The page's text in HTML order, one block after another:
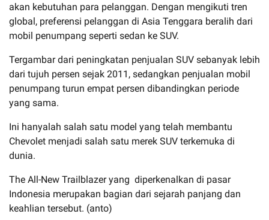
akan kebutuhan para pelanggan. Dengan mengikuti tren
global, preferensi pelanggan di Asia Tenggara beralih dari
mobil penumpang seperti sedan ke SUV.
Tergambar dari peningkatan penjualan SUV sebanyak lebih
dari tujuh persen sejak 2011, sedangkan penjualan mobil
penumpang turun empat persen dibandingkan periode
yang sama.
Ini hanyalah salah satu model yang telah membantu
Chevolet menjadi salah satu merek SUV terkemuka di
dunia.
The All-New Trailblazer yang diperkenalkan di pasar
Indonesia merupakan bagian dari sejarah panjang dan
keahlian tersebut. (anto)